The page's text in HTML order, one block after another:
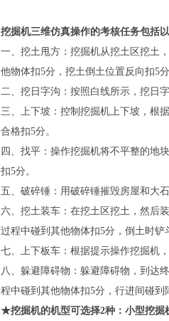
挖掘机三维仿真操作的考核任务包括
一、挖土甩方：挖掘机从挖土区挖土
他物体扣5分，挖土倒土位置反向扣5分
二、挖日字沟：按照白线所示，挖日
三、上下坡：控制挖掘机上下坡，根
合格扣5分。
四、找平：操作挖掘机将不平整的地
扣5分。
五、破碎锤：用破碎锤摧毁房屋和大
六、挖土装车：在挖土区挖土，然后
过程中碰到其他物体扣5分，倒土时铲
七、上下板车：根据提示操作挖掘机
八、躲避障碍物：躲避障碍物，到达
程中碰到其他物体扣5分，行进间碰到
★挖掘机的机型可选择2种：小型挖掘